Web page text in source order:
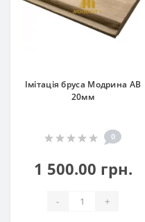
Імітація бруса Модрина АВ
20мм
0
1 500.00 грн.
- +